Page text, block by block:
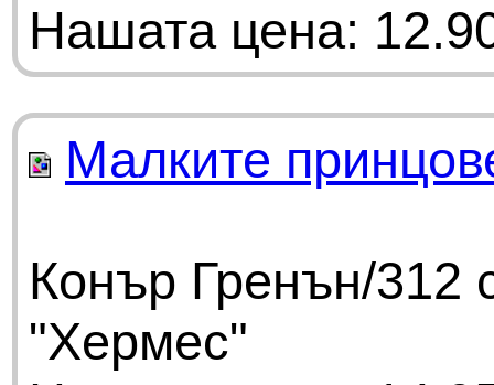
Нашата цена:
Малките
Конър Гренън/312
"Хермес"